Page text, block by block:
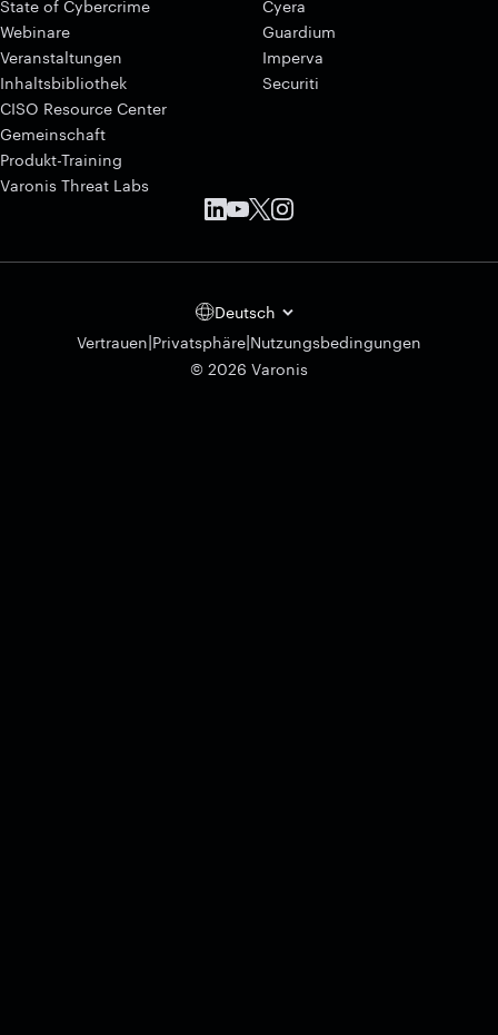
State of Cybercrime
Webinare
Veranstaltungen
Inhaltsbibliothek
CISO Resource Center
Gemeinschaft
Produkt-Training
Varonis Threat Labs
Cyera
Guardium
Imperva
Securiti
Deutsch
Vertrauen|Privatsphäre|Nutzungsbedingungen
© 2026 Varonis